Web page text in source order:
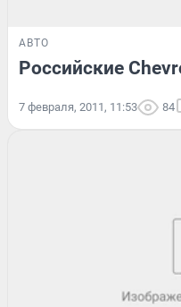
АВТО
Российские
7 февраля, 2011, 11:53 84